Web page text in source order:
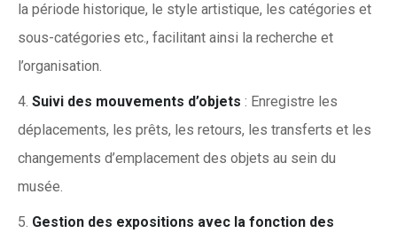
la période historique, le style artistique, les catégories et
sous-catégories etc., facilitant ainsi la recherche et
l’organisation.
Suivi des mouvements d’objets : Enregistre les
déplacements, les prêts, les retours, les transferts et les
changements d’emplacement des objets au sein du
musée.
Gestion des expositions avec la fonction des